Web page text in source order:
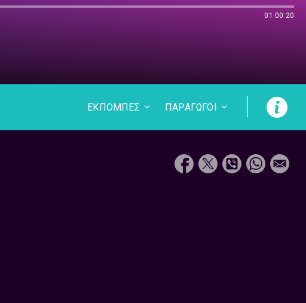
01:00:20
ΕΚΠΟΜΠΕΣ ΠΑΡΑΓΩΓΟΙ